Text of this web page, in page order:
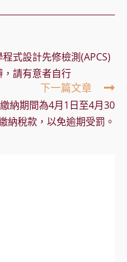
式設計先修檢測(APCS)
請有意者自行
下一篇文章
納期間為4月1日至4月30
納稅款，以免逾期受罰。